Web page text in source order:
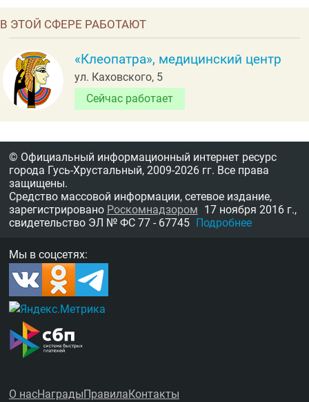
В ЭТОЙ СФЕРЕ РАБОТАЮТ
«Клеопатра», медицинский центр
ул. Каховского, 5
Сейчас работает
© Официальный информационный интернет ресурс
города Гусь-Хрустальный, 2009-2026 гг. Все права
защищены.
Средство массовой информации, сетевое издание,
зарегистрировано Роскомнадзором 17 ноября 2016 г.,
свидетельство ЭЛ № ФС 77 - 67745 Подробнее
Мы в соцсетях:
О насНаграды Правила Контакты